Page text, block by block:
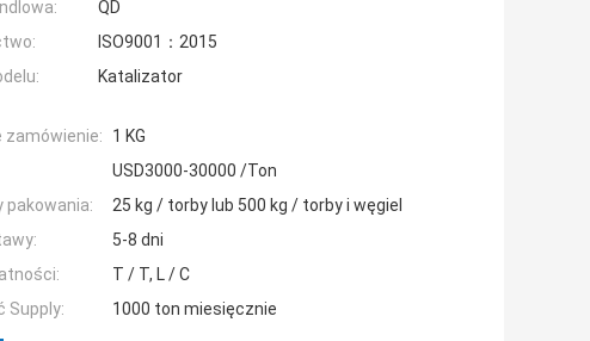
QD
ISO9001：2015
Katalizator
zamówienie:
1 KG
USD3000-30000 /Ton
pakowania:
25 kg / torby lub 500 kg / torby i węgiel
5-8 dni
T / T, L / C
Supply:
1000 ton miesięcznie